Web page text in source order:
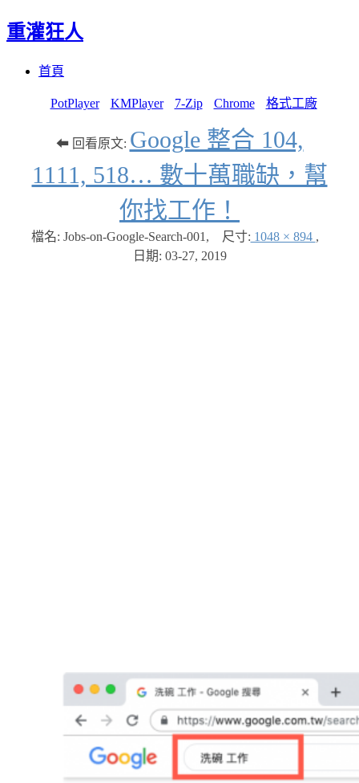
重灌狂人
首頁
PotPlayer KMPlayer 7-Zip Chrome 格式工廠
⬅ 回看原文: Google 整合 104,
1111, 518… 數十萬職缺，幫
你找工作！
檔名: Jobs-on-Google-Search-001 , 尺寸: 1048 × 894 ,
日期: 03-27, 2019